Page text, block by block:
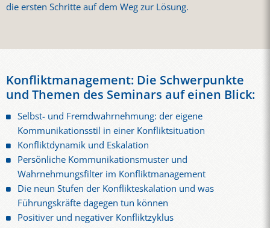
die ersten Schritte auf dem Weg zur Lösung.
Konfliktmanagement: Die Schwerpunkte
und Themen des Seminars auf einen Blick:
Selbst- und Fremdwahrnehmung: der eigene
Kommunikationsstil in einer Konfliktsituation
Konfliktdynamik und Eskalation
Persönliche Kommunikationsmuster und
Wahrnehmungsfilter im Konfliktmanagement
Die neun Stufen der Konflikteskalation und was
Führungskräfte dagegen tun können
Positiver und negativer Konfliktzyklus